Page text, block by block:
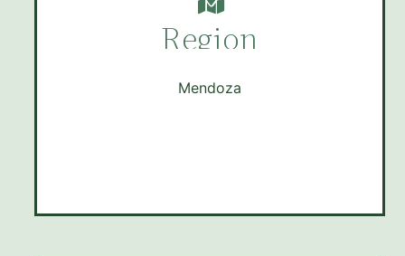
Region
Mendoza